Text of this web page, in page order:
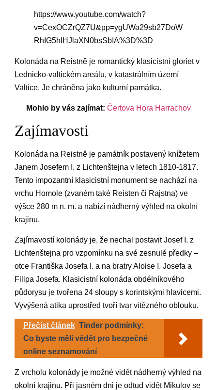
https://www.youtube.com/watch?
v=CexOCZrQZ7U&pp=ygUWa29sb27DoW
RhIG5hIHJlaXN0bsSbIA%3D%3D
Kolonáda na Reistně je romantický klasicistní gloriet v
Lednicko-valtickém areálu, v katastrálním území
Valtice. Je chráněna jako kulturní památka.
Mohlo by vás zajímat: Čertova Hora Harrachov
Zajímavosti
Kolonáda na Reistně je památník postavený knížetem
Janem Josefem I. z Lichtenštejna v letech 1810-1817.
Tento impozantní klasicistní monument se nachází na
vrchu Homole (zvaném také Reisten či Rajstna) ve
výšce 280 m n. m. a nabízí nádherný výhled na okolní
krajinu.
Zajímavostí kolonády je, že nechal postavit Josef I. z
Lichtenštejna pro vzpomínku na své zesnulé předky –
otce Františka Josefa I. a na bratry Aloise I. Josefa a
Filipa Josefa. Klasicistní kolonáda obdélníkového
půdorysu je tvořena 24 sloupy s korintskými hlavicemi.
Vyvýšená atika uprostřed tvoří tvar vítězného oblouku.
Přečíst článek Tinder podmínky:
Co byste měli vědět pro bezpečné
online seznamování
Z vrcholu kolonády je možné vidět nádherný výhled na
okolní krajinu. Při jasném dni je odtud vidět Mikulov se